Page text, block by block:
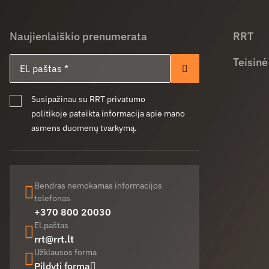
Naujienlaiškio prenumerata
Prenumeruoti
Susipažinau su RRT privatumo
politikoje pateikta informacija apie mano
asmens duomenų tvarkymą.
Bendras nemokamas informacijos
telefonas
+370 800 20030
El.paštas
rrt@rrt.lt
Užklausos forma
Pildyti formą
RRT